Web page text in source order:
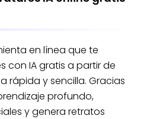
en línea que te
con IA gratis a partir de
rápida y sencilla. Gracias
profundo,
y genera retratos